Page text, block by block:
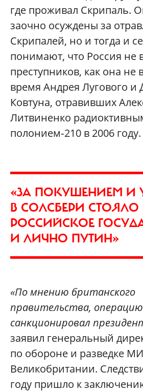
где проживал Скрипаль.
заочно осуждены за
Скрипалей, но и тогда и
понимают, что Россия не
преступников, как она не
время Андрея Лугового и
Ковтуна, отравивших
Литвиненко
полонием‑210 в 2006 году.
«ЗА ПОКУШЕНИЕМ И
В СОЛСБЕРИ СТОЯЛО
РОССИЙСКОЕ
И ЛИЧНО ПУТИН»
«По мнению британского
правительства, операцию
санкционировал
заявил генеральный
по обороне и разведке
Великобритании.
году пришло к